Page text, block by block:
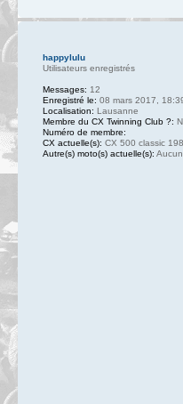
happylulu
Utilisateurs enregistrés
Messages: 12
Enregistré le: 08 mars 2017,
Localisation: Lausanne
Membre du CX Twinning Club ?:
Numéro de membre:
CX actuelle(s): CX 500 classic
Autre(s) moto(s) actuelle(s):